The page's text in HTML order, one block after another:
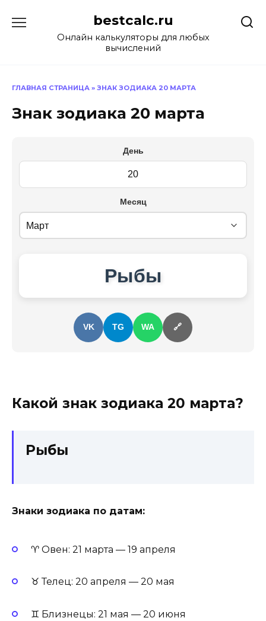
содержанию
bestcalc.ru
Онлайн калькуляторы для любых
вычислений
ГЛАВНАЯ СТРАНИЦА » ЗНАК ЗОДИАКА 20 МАРТА
Знак зодиака 20 марта
День
Месяц
Рыбы
VK TG WA 🔗
Какой знак зодиака 20 марта?
Рыбы
Знаки зодиака по датам:
♈ Овен: 21 марта — 19 апреля
♉ Телец: 20 апреля — 20 мая
♊ Близнецы: 21 мая — 20 июня